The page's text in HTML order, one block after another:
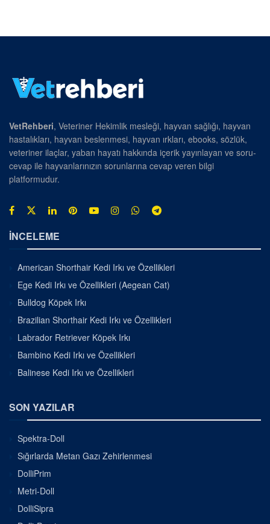
VetRehberi, Veteriner Hekimlik mesleği, hayvan sağlığı, hayvan
hastalıkları, hayvan beslenmesi, hayvan ırkları, ebooks, sözlük,
veteriner ilaçlar, yaban hayatı hakkında içerik yayınlayan ve soru-
cevap ile hayvanlarınızın sorunlarına cevap veren bilgi
platformudur.
İNCELEME
American Shorthair Kedi Irkı ve Özellikleri
Ege Kedi Irkı ve Özellikleri (Aegean Cat)
Bulldog Köpek Irkı
Brazilian Shorthair Kedi Irkı ve Özellikleri
Labrador Retriever Köpek Irkı
Bambino Kedi Irkı ve Özellikleri
Balinese Kedi Irkı ve Özellikleri
SON YAZILAR
Spektra-Doll
Sığırlarda Metan Gazı Zehirlenmesi
DolliPrim
Metri-Doll
DolliSipra